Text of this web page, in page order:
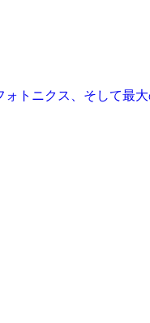
トニクス、そして最